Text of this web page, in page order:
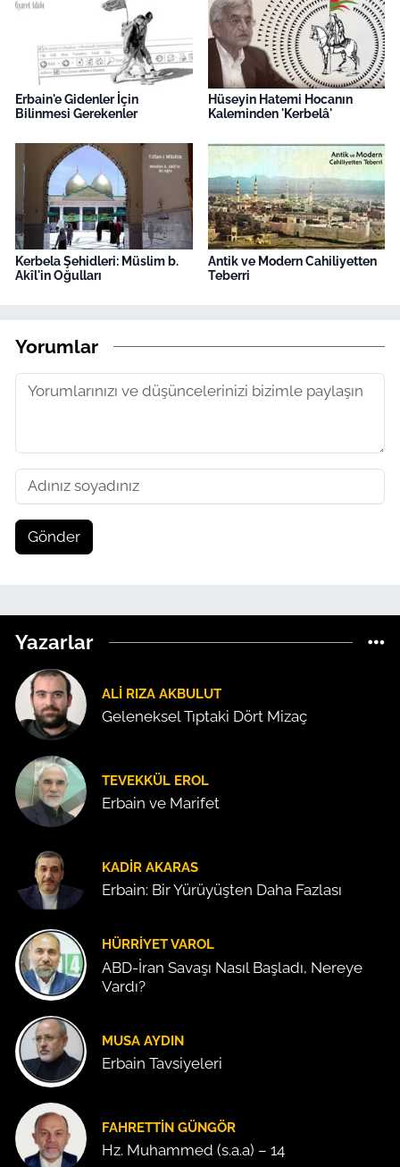
Erbain'e Gidenler İçin
Bilinmesi Gerekenler
Hüseyin Hatemi Hocanın
Kaleminden 'Kerbelâ'
Kerbela Şehidleri: Müslim b.
Akîl'in Oğulları
Antik ve Modern Cahiliyetten
Teberri
Yorumlar
Gönder
Yazarlar
ALI RIZA AKBULUT
Geleneksel Tıptaki Dört Mizaç
TEVEKKÜL EROL
Erbain ve Marifet
KADIR AKARAS
Erbain: Bir Yürüyüşten Daha Fazlası
HÜRRIYET VAROL
ABD-İran Savaşı Nasıl Başladı, Nereye
Vardı?
MUSA AYDIN
Erbain Tavsiyeleri
FAHRETTIN GÜNGÖR
Hz. Muhammed (s.a.a) – 14